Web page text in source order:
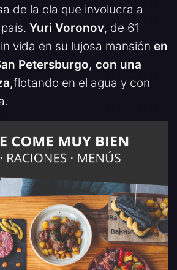
de la ola que involucra a
Yuri Voronov, de 61
vida en su lujosa mansión en
Petersburgo, con una
flotando en el agua y con